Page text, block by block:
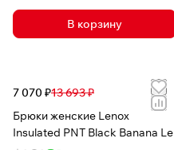
В корзину
7 070 ₽13 693 ₽
Брюки женские Lenox
Insulated PNT Black Banana Le